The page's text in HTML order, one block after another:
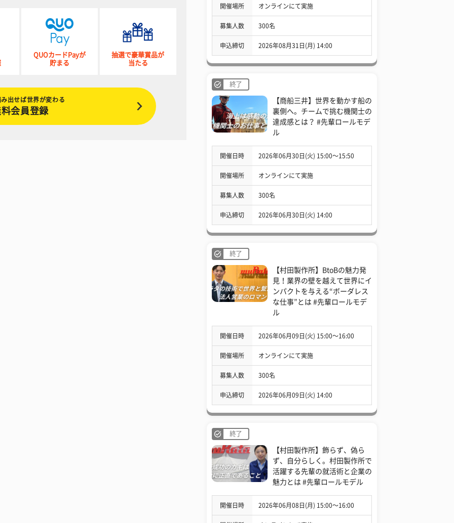
QUOカードPayが
貯まる
抽選で豪華賞品が
当たる
出せば世界が変わる
会員登録
開催場所 オンラインにて実施
募集人数 300名
申込締切 2026年08月31日(月) 14:00
終了
【商船三井】世界を動かす船の
裏側へ。チームで挑む機関士の
達成感とは？ #先輩ロールモデ
ル
開催日時 2026年06月30日(火) 15:00〜15:50
開催場所 オンラインにて実施
募集人数 300名
申込締切 2026年06月30日(火) 14:00
終了
【村田製作所】BtoBの魅力発
見！業界の壁を越えて世界にイ
ンパクトを与える“ボーダレス
な仕事”とは #先輩ロールモデ
ル
開催日時 2026年06月09日(火) 15:00〜16:00
開催場所 オンラインにて実施
募集人数 300名
申込締切 2026年06月09日(火) 14:00
終了
【村田製作所】飾らず、偽ら
ず、自分らしく。村田製作所で
活躍する先輩の就活術と企業の
魅力とは #先輩ロールモデル
開催日時 2026年06月08日(月) 15:00〜16:00